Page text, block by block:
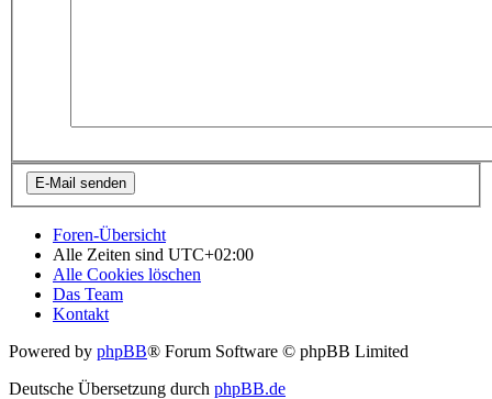
Foren-Übersicht
Alle Zeiten sind UTC+02:00
Alle Cookies löschen
Das Team
Kontakt
Powered by phpBB® Forum Software © phpBB Limited
Deutsche Übersetzung durch phpBB.de